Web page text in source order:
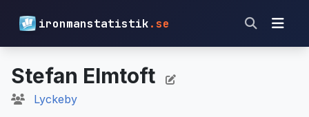
ironmanstatistik.se
Stefan Elmtoft
Lyckeby